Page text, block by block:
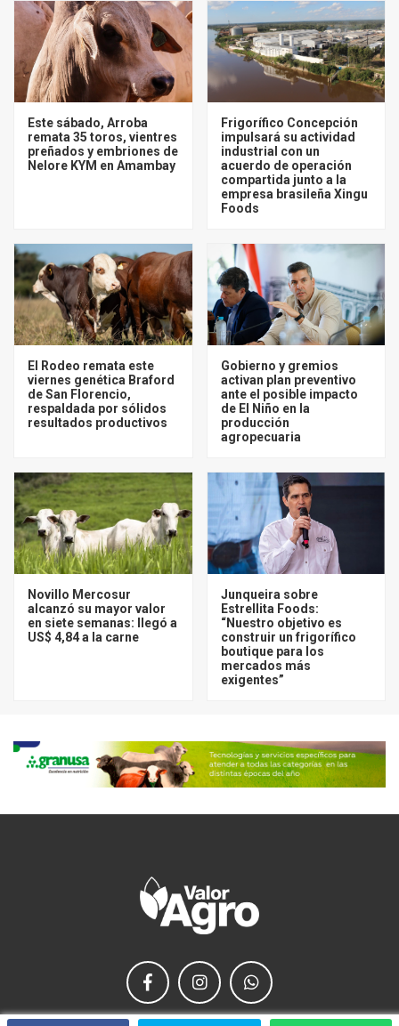
Este sábado, Arroba
remata 35 toros, vientres
preñados y embriones de
Nelore KYM en Amambay
Frigorífico Concepción
impulsará su actividad
industrial con un
acuerdo de operación
compartida junto a la
empresa brasileña Xingu
Foods
El Rodeo remata este
viernes genética Braford
de San Florencio,
respaldada por sólidos
resultados productivos
Gobierno y gremios
activan plan preventivo
ante el posible impacto
de El Niño en la
producción
agropecuaria
Novillo Mercosur
alcanzó su mayor valor
en siete semanas: llegó a
US$ 4,84 a la carne
Junqueira sobre
Estrellita Foods:
“Nuestro objetivo es
construir un frigorífico
boutique para los
mercados más
exigentes”